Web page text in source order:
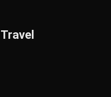
Travel